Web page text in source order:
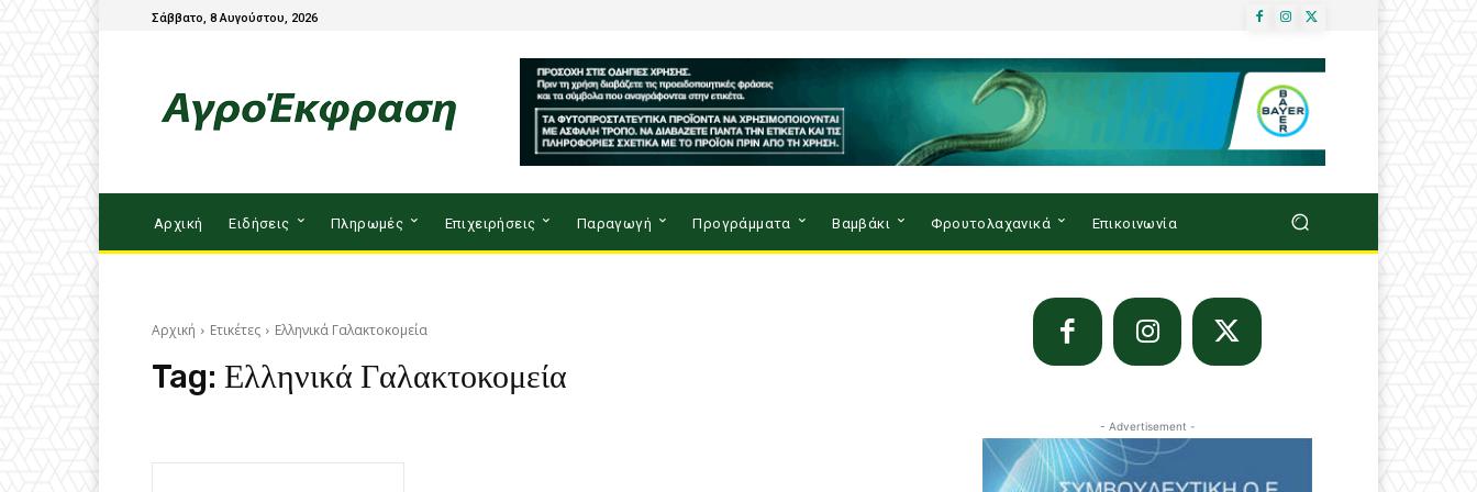
Σάββατο, 8 Αυγούστου, 2026
Αρχική Ειδήσεις Πληρωμές Επιχειρήσεις Παραγωγή Προγράμματα Βαμβάκι Φρουτολαχανικά Επικοινωνία
Αρχική Ετικέτες Ελληνικά Γαλακτοκομεία
Tag: Ελληνικά Γαλακτοκομεία
- Advertisement -